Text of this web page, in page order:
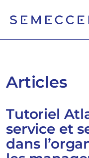
Articles
Tutoriel
service et
dans